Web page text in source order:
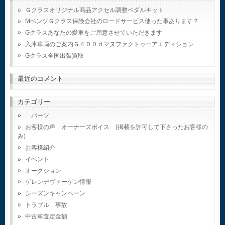
Ｇクラスオリジナル商品アクセル調整ペダルキット
MベンツＧクラス保険会社のロードサービス使った事あります？
Gクラスあなたの愛車をご用意させていただきます
入庫車両のご案内Ｇ４００ｄマヌファクトゥーアエディション
Gクラス全国出張買取
最近のコメント
カテゴリー
パーツ
お客様の声 オーナーズボイス (掲載を許可して下さったお客様の
み)
お客様紹介
イベント
オークション
ゲレンデヴァーゲン情報
シーズンキャンペーン
トラブル 事故
中古車査定金額